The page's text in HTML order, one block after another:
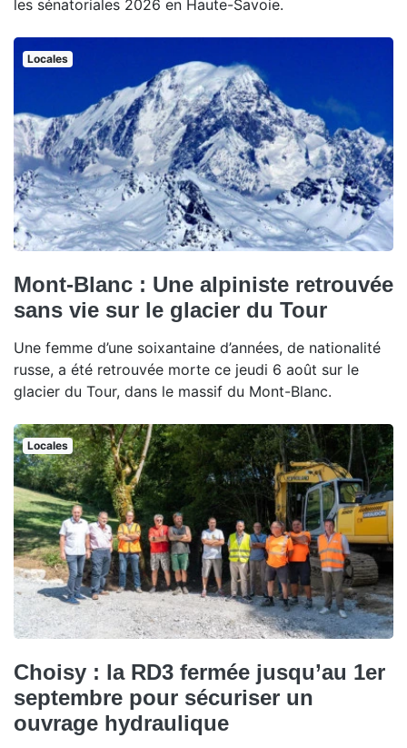
les sénatoriales 2026 en Haute-Savoie.
Locales
Mont-Blanc : Une alpiniste retrouvée
sans vie sur le glacier du Tour
Une femme d’une soixantaine d’années, de nationalité
russe, a été retrouvée morte ce jeudi 6 août sur le
glacier du Tour, dans le massif du Mont-Blanc.
Locales
Choisy : la RD3 fermée jusqu’au 1er
septembre pour sécuriser un
ouvrage hydraulique